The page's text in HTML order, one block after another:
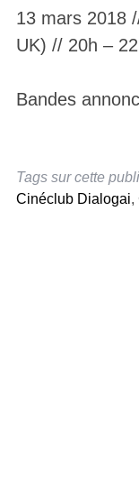
13 mars 2018
UK) // 20h –
Bandes
Tags sur cette
Cinéclub Dialogai,